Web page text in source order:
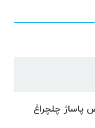
پاساژ چلچراغ